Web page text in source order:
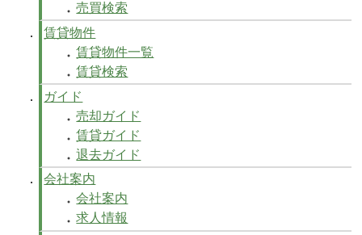
売買検索
賃貸物件
賃貸物件一覧
賃貸検索
ガイド
売却ガイド
賃貸ガイド
退去ガイド
会社案内
会社案内
求人情報